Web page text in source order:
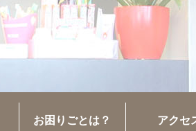
お困りごとは？ アクセ